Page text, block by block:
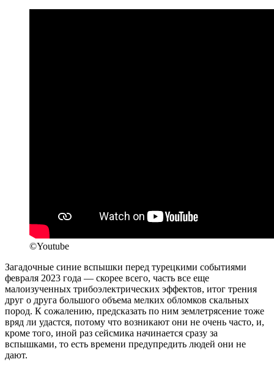
©Youtube
Загадочные синие вспышки перед турецкими событиями
февраля 2023 года — скорее всего, часть все еще
малоизученных трибоэлектрических эффектов, итог трения
друг о друга большого объема мелких обломков скальных
пород. К сожалению, предсказать по ним землетрясение тоже
вряд ли удастся, потому что возникают они не очень часто, и,
кроме того, иной раз сейсмика начинается сразу за
вспышками, то есть времени предупредить людей они не
дают.